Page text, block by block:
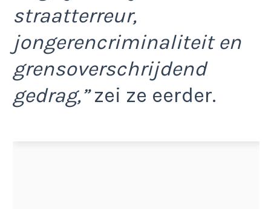
straatterreur,
jongerencriminaliteit en
grensoverschrijdend
gedrag,”zei ze eerder.